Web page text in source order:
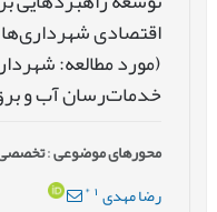
اقتصادی
(مورد مطالعه:
خدمات‌رسان آب و
محورهای موضوعی:تخصصی
رضا مهدی *